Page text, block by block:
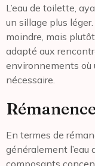
L’eau de toilette,
un sillage plus
moindre, mais
adapté aux
environnements où
nécessaire.
En termes de
généralement l’eau
composants